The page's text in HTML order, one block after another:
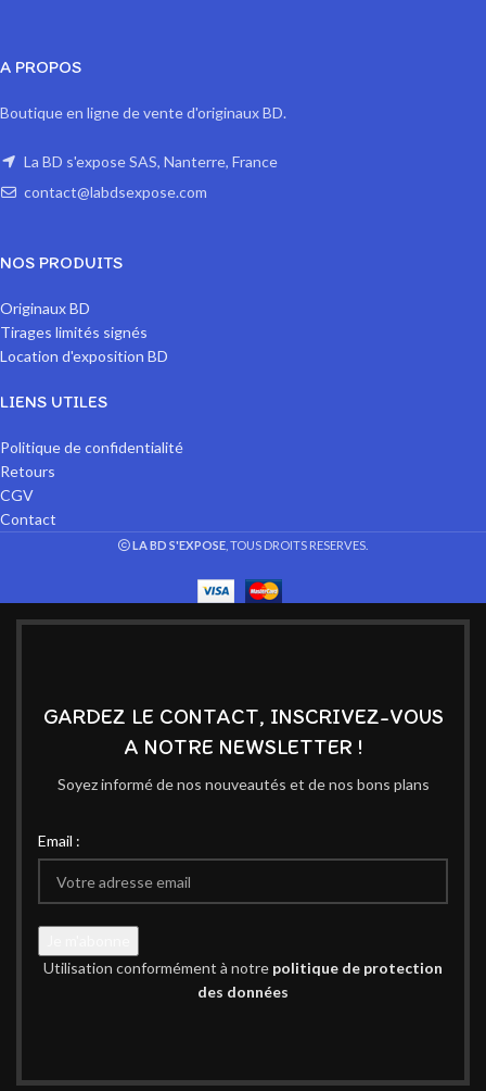
A PROPOS
Boutique en ligne de vente d'originaux BD.
La BD s'expose SAS, Nanterre, France
contact@labdsexpose.com
NOS PRODUITS
Originaux BD
Tirages limités signés
Location d'exposition BD
LIENS UTILES
Politique de confidentialité
Retours
CGV
Contact
LA BD S'EXPOSE , TOUS DROITS RESERVES.
GARDEZ LE CONTACT, INSCRIVEZ-VOUS
A NOTRE NEWSLETTER !
Soyez informé de nos nouveautés et de nos bons plans
Email :
Utilisation conformément à notre politique de protection
des données